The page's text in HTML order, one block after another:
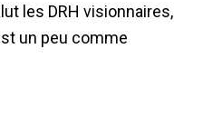
les DRH visionnaires,
un peu comme